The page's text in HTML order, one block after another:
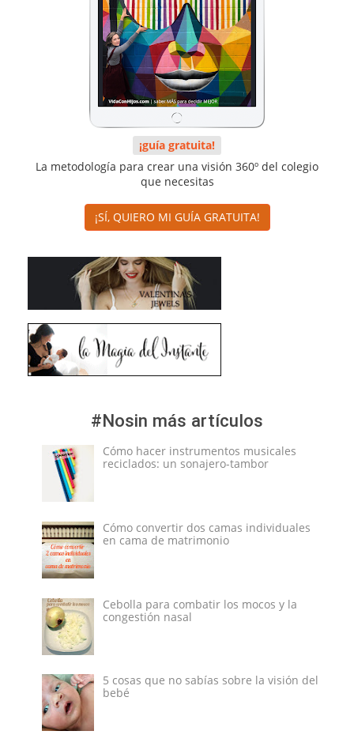
¡guía gratuita!
La metodología para crear una visión 360º del colegio
que necesitas
¡SÍ, QUIERO MI GUÍA GRATUITA!
#Nosin más artículos
Cómo hacer instrumentos musicales
reciclados: un sonajero-tambor
Cómo convertir dos camas individuales
en cama de matrimonio
Cebolla para combatir los mocos y la
congestión nasal
5 cosas que no sabías sobre la visión del
bebé